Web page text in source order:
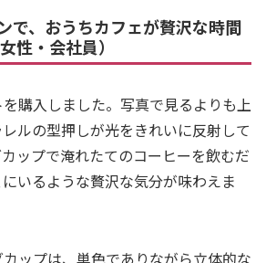
で、おうちカフェが贅沢な時間
性・会社員）
を購入しました。写真で見るよりも上
ルの型押しが光をきれいに反射して
ップで淹れたてのコーヒーを飲むだ
いるような贅沢な気分が味わえま
カップは、単色でありながら立体的な